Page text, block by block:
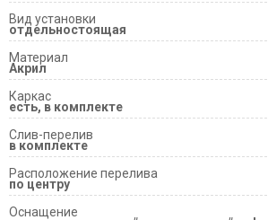
Вид установки
отдельностоящая
Материал
Акрил
Каркас
есть, в комплекте
Слив-перелив
в комплекте
Расположение перелива
по центру
Оснащение